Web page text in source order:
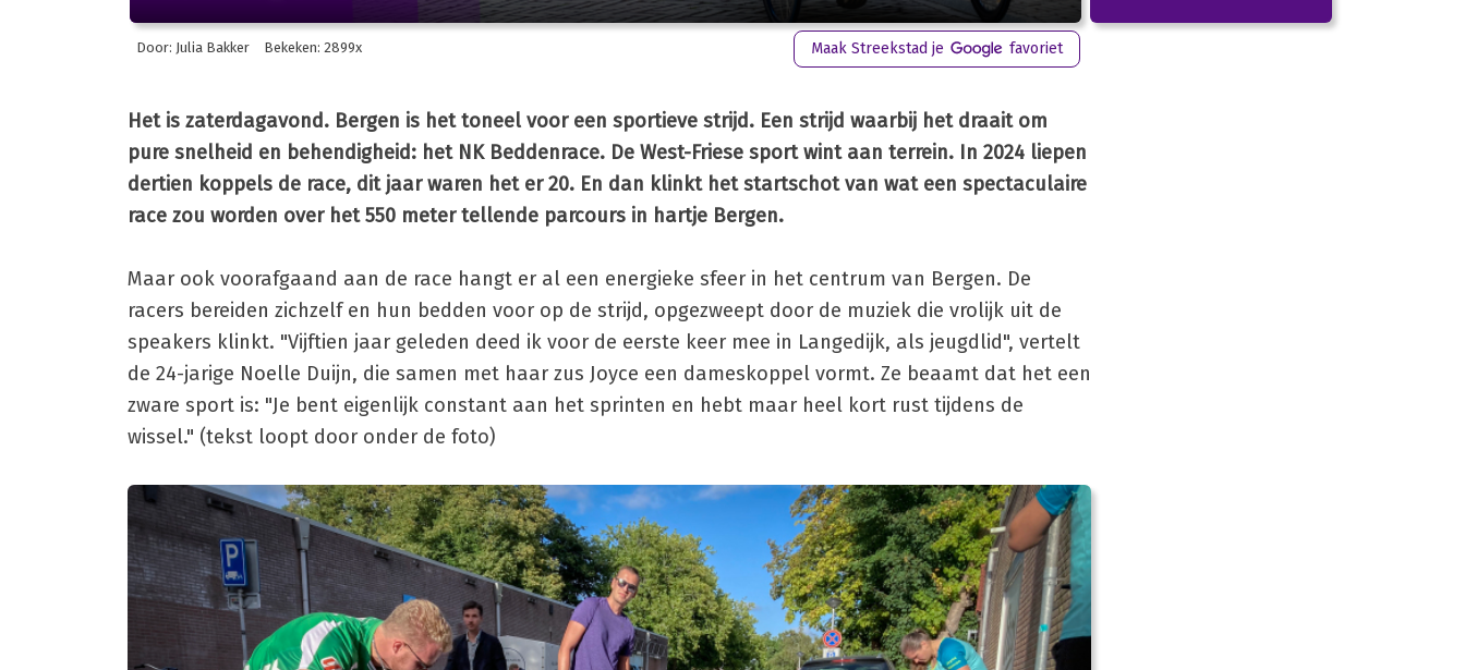
Door: Julia Bakker Bekeken: 2899x Maak Streekstad je favoriet
Het is zaterdagavond. Bergen is het toneel voor een sportieve strijd. Een strijd waarbij het draait om
pure snelheid en behendigheid: het NK Beddenrace. De West-Friese sport wint aan terrein. In 2024 liepen
dertien koppels de race, dit jaar waren het er 20. En dan klinkt het startschot van wat een spectaculaire
race zou worden over het 550 meter tellende parcours in hartje Bergen.
Maar ook voorafgaand aan de race hangt er al een energieke sfeer in het centrum van Bergen. De
racers bereiden zichzelf en hun bedden voor op de strijd, opgezweept door de muziek die vrolijk uit de
speakers klinkt. "Vijftien jaar geleden deed ik voor de eerste keer mee in Langedijk, als jeugdlid", vertelt
de 24-jarige Noelle Duijn, die samen met haar zus Joyce een dameskoppel vormt. Ze beaamt dat het een
zware sport is: "Je bent eigenlijk constant aan het sprinten en hebt maar heel kort rust tijdens de
wissel." (tekst loopt door onder de foto)